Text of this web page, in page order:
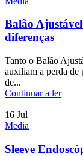
Balão
diferenças
Tanto o Balão
auxiliam a perda de
de...
Continuar a ler
16 Jul
Media
Sleeve